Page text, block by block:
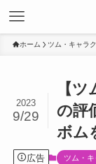
ホーム ツム・キャラ
【
の評
ボム
2023
9/29
広告 ツム・